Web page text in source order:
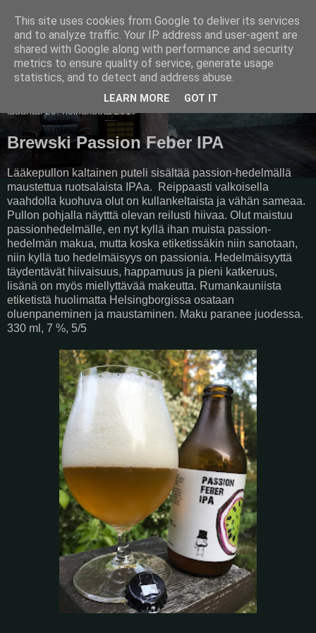
Pullollinen
lauantai 29. heinäkuuta 2017
Brewski Passion Feber IPA
Lääkepullon kaltainen puteli sisältää passion-hedelmällä
maustettua ruotsalaista IPAa. Reippaasti valkoisella
vaahdolla kuohuva olut on kullankeltaista ja vähän sameaa.
Pullon pohjalla näytttä olevan reilusti hiivaa. Olut maistuu
passionhedelmälle, en nyt kyllä ihan muista passion-
hedelmän makua, mutta koska etiketissäkin niin sanotaan,
niin kyllä tuo hedelmäisyys on passionia. Hedelmäisyyttä
täydentävät hiivaisuus, happamuus ja pieni katkeruus,
lisänä on myös miellyttävää makeutta. Rumankauniista
etiketistä huolimatta Helsingborgissa osataan
oluenpaneminen ja maustaminen. Maku paranee juodessa.
330 ml, 7 %, 5/5
This site uses cookies from Google to deliver its services
and to analyze traffic. Your IP address and user-agent are
shared with Google along with performance and security
metrics to ensure quality of service, generate usage
statistics, and to detect and address abuse.
LEARN MORE GOT IT